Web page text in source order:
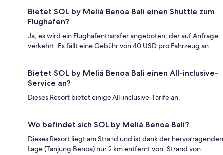
Bietet SOL by Meliá Benoa Bali einen Shuttle zum
Flughafen?
Ja, es wird ein Flughafentransfer angeboten, der auf Anfrage
verkehrt. Es fällt eine Gebühr von 40 USD pro Fahrzeug an.
Bietet SOL by Meliá Benoa Bali einen All-inclusive-
Service an?
Dieses Resort bietet einige All-inclusive-Tarife an.
Wo befindet sich SOL by Meliá Benoa Bali?
Dieses Resort liegt am Strand und ist dank der hervorragenden
Lage (Tanjung Benoa) nur 2 km entfernt von: Strand von